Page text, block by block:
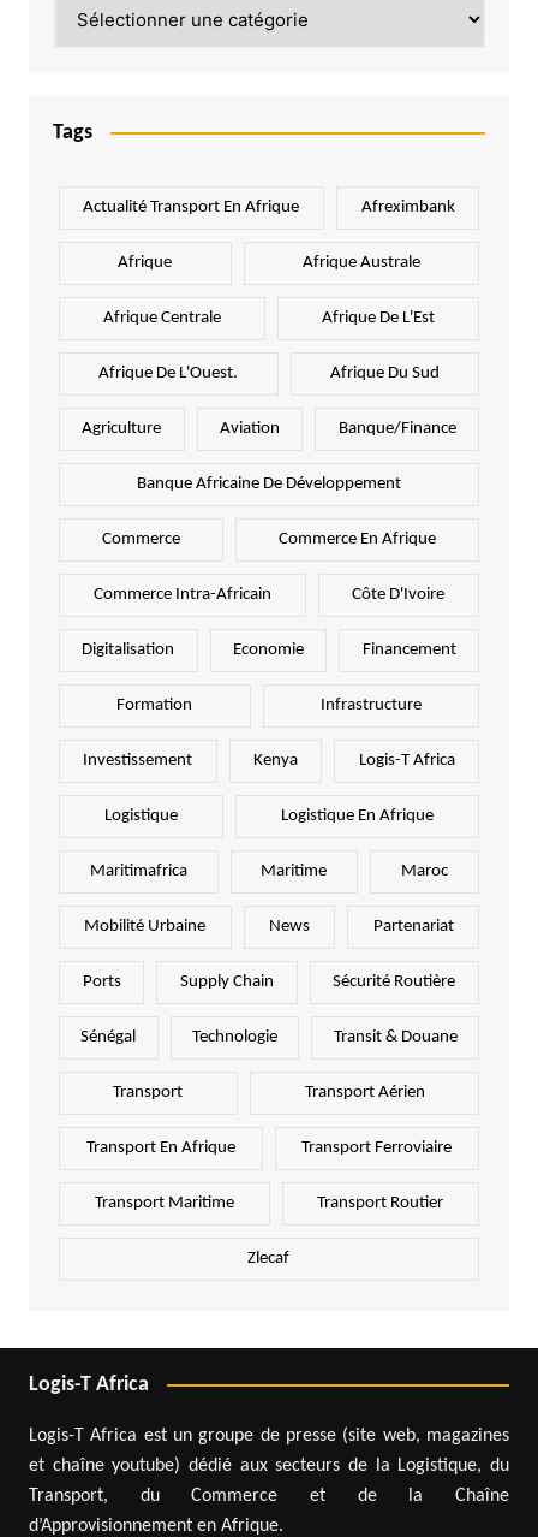
Tags
Actualité Transport En Afrique Afreximbank
Afrique Afrique Australe
Afrique Centrale Afrique De L'Est
Afrique De L'Ouest. Afrique Du Sud
Agriculture Aviation Banque/Finance
Banque Africaine De Développement
Commerce Commerce En Afrique
Commerce Intra-Africain Côte D'Ivoire
Digitalisation Economie Financement
Formation Infrastructure
Investissement Kenya Logis-T Africa
Logistique Logistique En Afrique
Maritimafrica Maritime Maroc
Mobilité Urbaine News Partenariat
Ports Supply Chain Sécurité Routière
Sénégal Technologie Transit & Douane
Transport Transport Aérien
Transport En Afrique Transport Ferroviaire
Transport Maritime Transport Routier
Zlecaf
Logis-T Africa
Logis-T Africa est un groupe de presse (site web, magazines
et chaîne youtube) dédié aux secteurs de la Logistique, du
Transport, du Commerce et de la Chaîne
d’Approvisionnement en Afrique.